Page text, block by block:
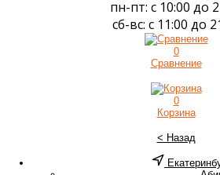
пн-пт: с 10:00 до
сб-вс: с 11:00 до
0
Сравнение
0
Корзина
< Назад